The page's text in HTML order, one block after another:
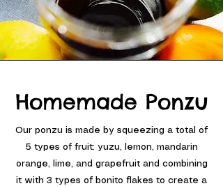
Homemade Ponzu
Our ponzu is made by squeezing a total of
5 types of fruit: yuzu, lemon, mandarin
orange, lime, and grapefruit and combining
it with 3 types of bonito flakes to create a